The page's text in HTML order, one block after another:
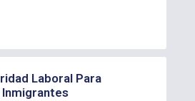
Laboral Para